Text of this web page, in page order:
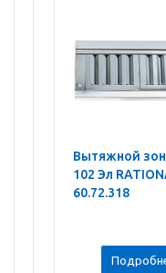
Вытяжной
102 Эл
60.72.318